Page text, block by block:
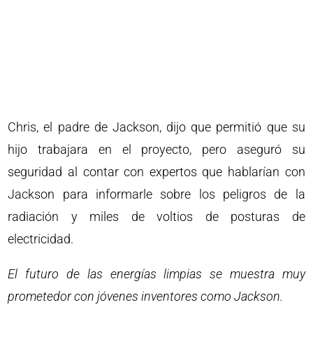
Chris, el padre de Jackson, dijo que permitió que su
hijo trabajara en el proyecto, pero aseguró su
seguridad al contar con expertos que hablarían con
Jackson para informarle sobre los peligros de la
radiación y miles de voltios de posturas de
electricidad.
El futuro de las energías limpias se muestra muy
prometedor con jóvenes inventores como Jackson.